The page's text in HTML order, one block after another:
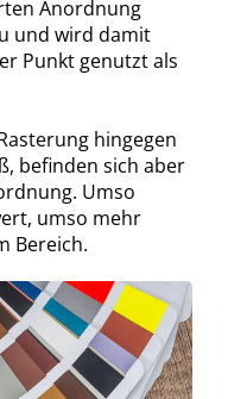
Anordnung
und wird damit
Punkt genutzt als
hingegen
befinden sich aber
Umso
umso mehr
Bereich.